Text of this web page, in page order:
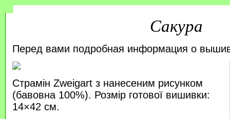
Сакура
Перед вами подробная информация о
Страмін Zweigart з нанесеним рисунком
(бавовна 100%). Розмір готової вишивки:
14×42 см.